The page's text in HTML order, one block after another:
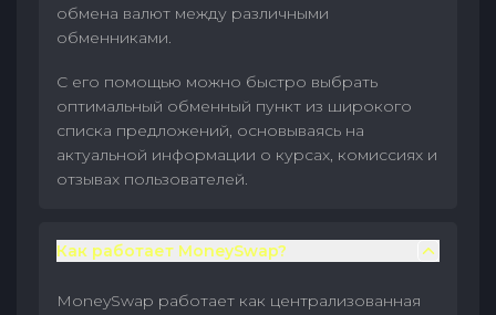
обмена валют между различными
обменниками.
С его помощью можно быстро выбрать
оптимальный обменный пункт из широкого
списка предложений, основываясь на
актуальной информации о курсах, комиссиях и
отзывах пользователей.
Как работает MoneySwap?
MoneySwap работает как централизованная